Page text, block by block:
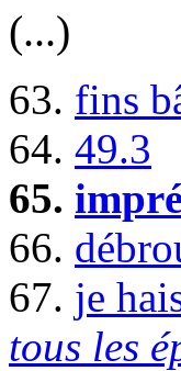
(...)
63. fins
64. 49.3
65.
66.
67. je
tous les